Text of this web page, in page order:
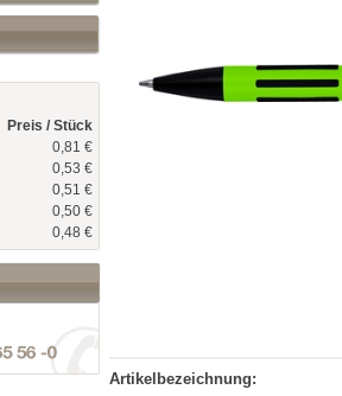
Preis / Stück
0,81 €
0,53 €
0,51 €
0,50 €
0,48 €
Artikelbezeichnung: